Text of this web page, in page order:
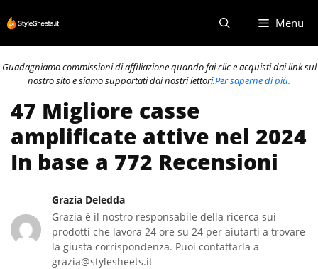
al
contenuto
Menu
Guadagniamo commissioni di affiliazione quando fai clic e acquisti dai link sul
nostro sito e siamo supportati dai nostri lettori.Per saperne di più.
47 Migliore casse
amplificate attive nel 2024
In base a 772 Recensioni
Grazia Deledda
Grazia è il nostro responsabile della ricerca sui
prodotti che lavora 24 ore su 24 per aiutarti a trovare
la giusta corrispondenza. Puoi contattarla a
grazia@stylesheets.it